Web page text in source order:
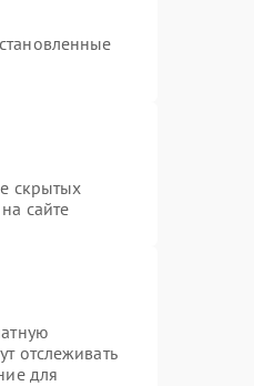
скрытых
сайте
отслеживать
для